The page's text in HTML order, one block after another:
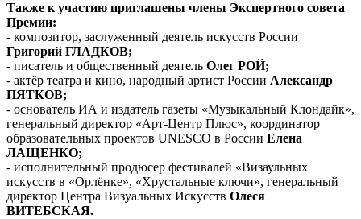
Также к участию приглашены члены Экспертного совета
Премии:
- композитор, заслуженный деятель искусств России
Григорий ГЛАДКОВ;
- писатель и общественный деятель Олег РОЙ;
- актёр театра и кино, народный артист России Александр
ПЯТКОВ;
- основатель ИА и издатель газеты «Музыкальный Клондайк»,
генеральный директор «Арт-Центр Плюс», координатор
образовательных проектов UNESCO в России Елена
ЛАЩЕНКО;
- исполнительный продюсер фестивалей «Визаульных
искусств в «Орлёнке», «Хрустальные ключи», генеральный
директор Центра Визуальных Искусств Олеся
ВИТЕБСКАЯ.